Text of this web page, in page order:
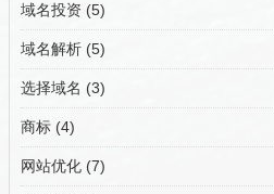
域名投资 (5)
域名解析 (5)
选择域名 (3)
商标 (4)
网站优化 (7)